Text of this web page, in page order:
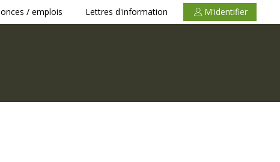
/ emplois Lettres d'information M'identifier